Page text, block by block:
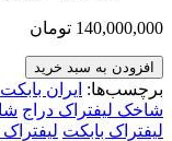
140,000,000 تومان
افزودن به سبد خرید
برچسب‌ها: ایران بابکت
شاخک لیفتراک دراج
لیفتراک بابکت